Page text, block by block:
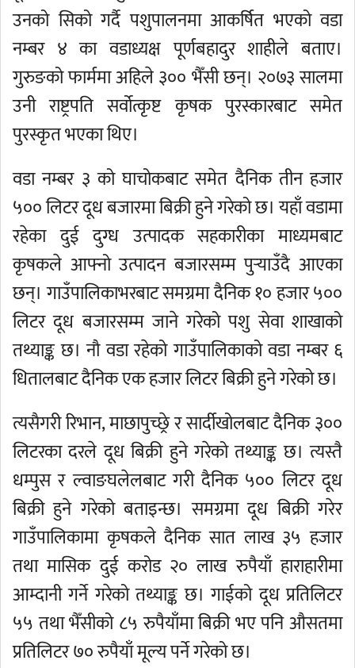
उनको सिको गर्दै पशुपालनमा आकर्षित भएको वडा
नम्बर ४ का वडाध्यक्ष पूर्णबहादुर शाहीले बताए।
गुरुङको फार्ममा अहिले ३०० भैँसी छन्। २०७३ सालमा
उनी राष्ट्रपति सर्वोत्कृष्ट कृषक पुरस्कारबाट समेत
पुरस्कृत भएका थिए।
वडा नम्बर ३ को घाचोकबाट समेत दैनिक तीन हजार
५०० लिटर दूध बजारमा बिक्री हुने गरेको छ। यहाँ वडामा
रहेका दुई दुग्ध उत्पादक सहकारीका माध्यमबाट
कृषकले आफ्नो उत्पादन बजारसम्म पुर्‍याउँदै आएका
छन्। गाउँपालिकाभरबाट समग्रमा दैनिक १० हजार ५००
लिटर दूध बजारसम्म जाने गरेको पशु सेवा शाखाको
तथ्याङ्क छ। नौ वडा रहेको गाउँपालिकाको वडा नम्बर ६
धितालबाट दैनिक एक हजार लिटर बिक्री हुने गरेको छ।
त्यसैगरी रिभान, माछापुच्छ्रे र सार्दीखोलबाट दैनिक ३००
लिटरका दरले दूध बिक्री हुने गरेको तथ्याङ्क छ। त्यस्तै
धम्पुस र ल्वाङघलेलबाट गरी दैनिक ५०० लिटर दूध
बिक्री हुने गरेको बताइन्छ। समग्रमा दूध बिक्री गरेर
गाउँपालिकामा कृषकले दैनिक सात लाख ३५ हजार
तथा मासिक दुई करोड २० लाख रुपैयाँ हाराहारीमा
आम्दानी गर्ने गरेको तथ्याङ्क छ। गाईको दूध प्रतिलिटर
५५ तथा भैँसीको ८५ रुपैयाँमा बिक्री भए पनि औसतमा
प्रतिलिटर ७० रुपैयाँ मूल्य पर्ने गरेको छ।